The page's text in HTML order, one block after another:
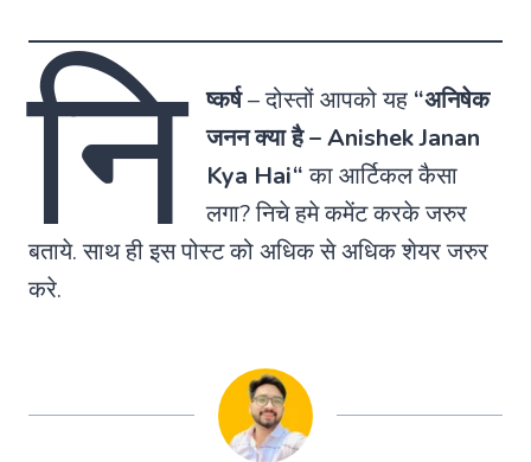
नि ष्कर्ष–दोस्तों आपको यह“अनिषेक
जनन क्या है –Anishek Janan
Kya Hai“का आर्टिकल कैसा
लगा? निचे हमे कमेंट करके जरुर
बताये. साथ ही इस पोस्ट को अधिक से अधिक शेयर जरुर
करे.